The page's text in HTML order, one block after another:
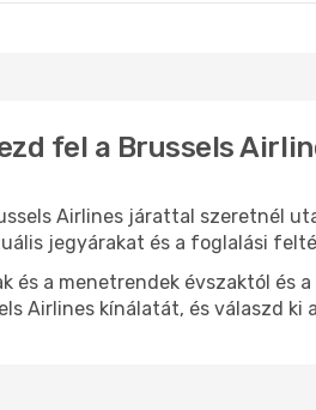
fel a Brussels
Airlines járattal szeretnél
jegyárakat és a foglalási
és a menetrendek évszaktól és
Airlines kínálatát, és válaszd